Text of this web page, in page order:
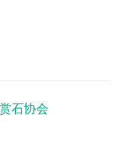
石协会